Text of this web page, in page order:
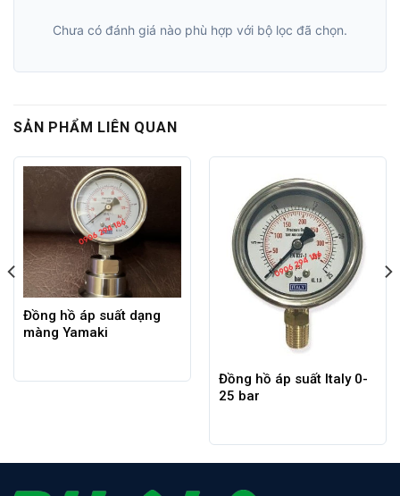
Chưa có đánh giá nào phù hợp với bộ lọc đã chọn.
SẢN PHẨM LIÊN QUAN
Đồng hồ áp suất dạng
màng Yamaki
Đồng hồ áp suất Italy 0-
25 bar